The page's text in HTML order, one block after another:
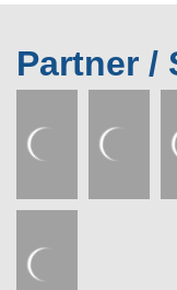
Partner /